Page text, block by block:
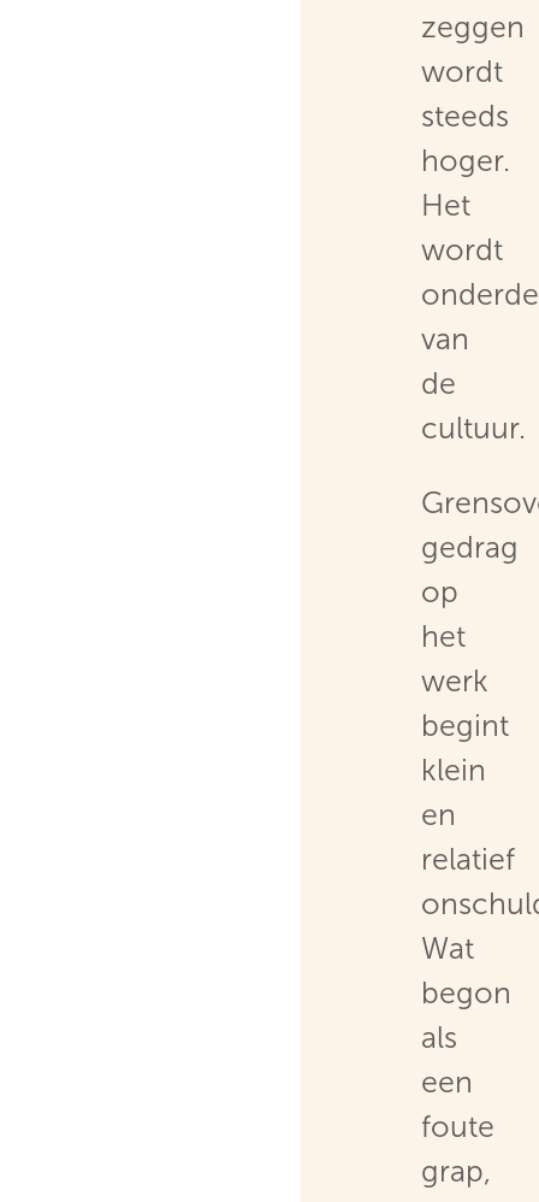
zeggen
wordt
steeds
hoger.
Het
wordt
van
de
cultuur.
gedrag
op
het
werk
begint
klein
en
relatief
Wat
begon
als
een
foute
grap,